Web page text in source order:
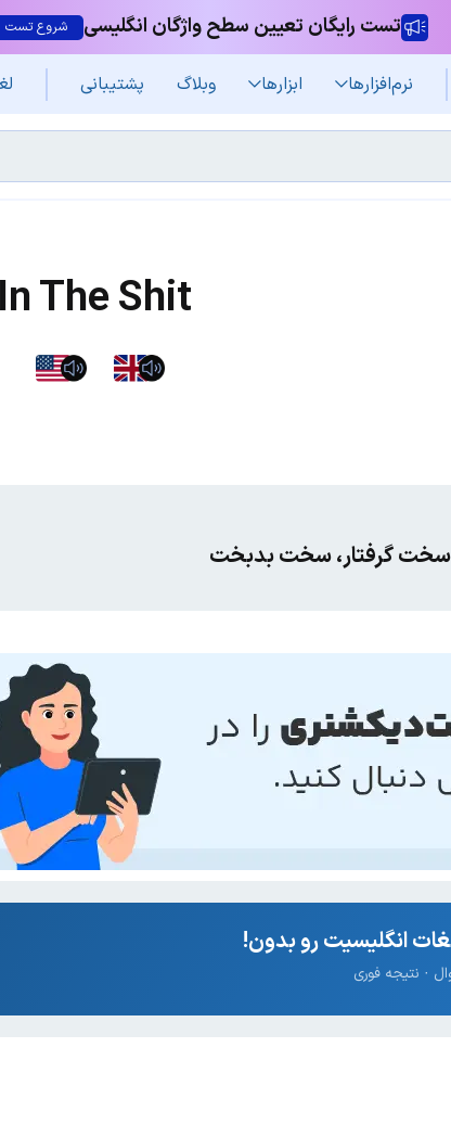
تست رایگان تعیین سطح واژگان انگلیسی شروع تست
نرم‌افزار‌ها ابزارها وبلاگ پشتیبانی
In The Shit
سخت گرفتار، سخت بدبخت
انگلیسیت رو بدون!